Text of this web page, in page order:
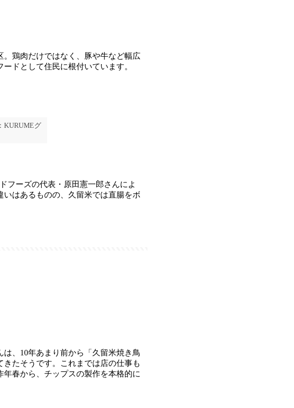
鶏肉だけではなく、豚や牛など幅広
ドとして住民に根付いています。
KURUMEグ
フーズの代表・原田憲一郎さんによ
はあるものの、久留米では直腸をボ
、10年あまり前から「久留米焼き鳥
たそうです。これまでは店の仕事も
春から、チップスの製作を本格的に